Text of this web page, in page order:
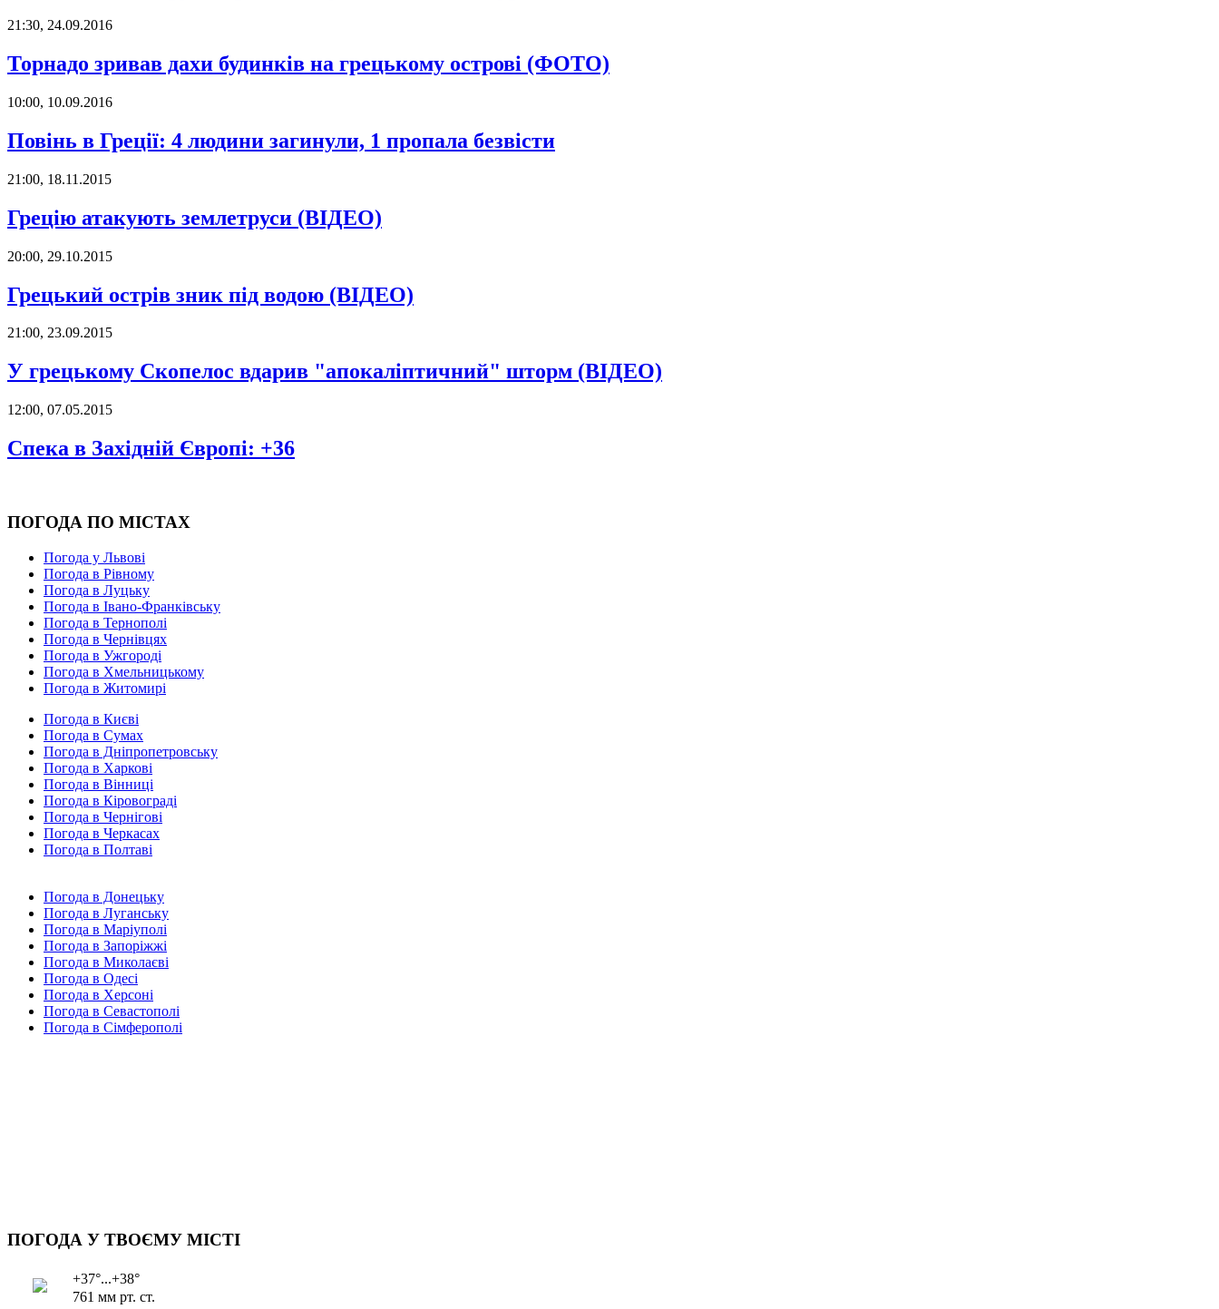
21:30, 24.09.2016
Торнадо зривав дахи будинків на грецькому острові (ФОТО)
10:00, 10.09.2016
Повінь в Греції: 4 людини загинули, 1 пропала безвісти
21:00, 18.11.2015
Грецію атакують землетруси (ВІДЕО)
20:00, 29.10.2015
Грецький острів зник під водою (ВІДЕО)
21:00, 23.09.2015
У грецькому Скопелос вдарив "апокаліптичний" шторм (ВІДЕО)
12:00, 07.05.2015
Спека в Західній Європі: +36
ПОГОДА ПО МІСТАХ
Погода у Львові
Погода в Рівному
Погода в Луцьку
Погода в Івано-Франківську
Погода в Тернополі
Погода в Чернівцях
Погода в Ужгороді
Погода в Хмельницькому
Погода в Житомирі
Погода в Києві
Погода в Сумах
Погода в Дніпропетровську
Погода в Харкові
Погода в Вінниці
Погода в Кіровограді
Погода в Чернігові
Погода в Черкасах
Погода в Полтаві
Погода в Донецьку
Погода в Луганську
Погода в Маріуполі
Погода в Запоріжжі
Погода в Миколаєві
Погода в Одесі
Погода в Херсоні
Погода в Севастополі
Погода в Сімферополі
ПОГОДА У ТВОЄМУ МІСТІ
+37°...+38°
761 мм рт. ст.